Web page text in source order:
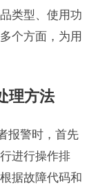
类型、使用功
个方面，为用
理方法
报警时，首先
进行操作排
据故障代码和